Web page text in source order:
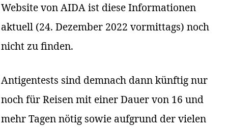
Website von AIDA ist diese Informationen
aktuell (24. Dezember 2022 vormittags) noch
nicht zu finden.
Antigentests sind demnach dann künftig nur
noch für Reisen mit einer Dauer von 16 und
mehr Tagen nötig sowie aufgrund der vielen